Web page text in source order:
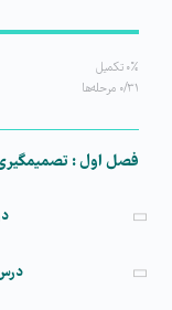
۰% تکمیل
۰/۳۱ مرحله‌ها
فصل اول :